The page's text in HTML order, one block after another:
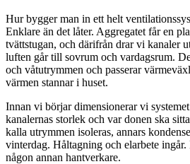
Hur bygger man in ett helt
Enklare än det låter. Aggregatet får en
tvättstugan, och därifrån drar vi kanaler
luften går till sovrum och vardagsrum.
och våtutrymmen och passerar
värmen stannar i huset.
Innan vi börjar dimensionerar vi
kanalernas storlek och var donen ska
kalla utrymmen isoleras, annars
vinterdag. Håltagning och elarbete
någon annan hantverkare.